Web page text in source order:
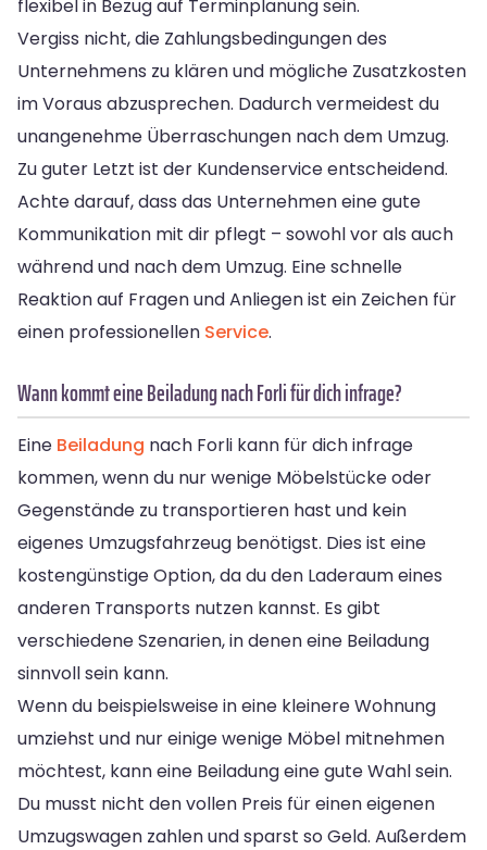
flexibel in Bezug auf Terminplanung sein.
Vergiss nicht, die Zahlungsbedingungen des
Unternehmens zu klären und mögliche Zusatzkosten
im Voraus abzusprechen. Dadurch vermeidest du
unangenehme Überraschungen nach dem Umzug.
Zu guter Letzt ist der Kundenservice entscheidend.
Achte darauf, dass das Unternehmen eine gute
Kommunikation mit dir pflegt – sowohl vor als auch
während und nach dem Umzug. Eine schnelle
Reaktion auf Fragen und Anliegen ist ein Zeichen für
einen professionellen Service.
Wann kommt eine Beiladung nach Forli für dich infrage?
Eine Beiladung nach Forli kann für dich infrage
kommen, wenn du nur wenige Möbelstücke oder
Gegenstände zu transportieren hast und kein
eigenes Umzugsfahrzeug benötigst. Dies ist eine
kostengünstige Option, da du den Laderaum eines
anderen Transports nutzen kannst. Es gibt
verschiedene Szenarien, in denen eine Beiladung
sinnvoll sein kann.
Wenn du beispielsweise in eine kleinere Wohnung
umziehst und nur einige wenige Möbel mitnehmen
möchtest, kann eine Beiladung eine gute Wahl sein.
Du musst nicht den vollen Preis für einen eigenen
Umzugswagen zahlen und sparst so Geld. Außerdem